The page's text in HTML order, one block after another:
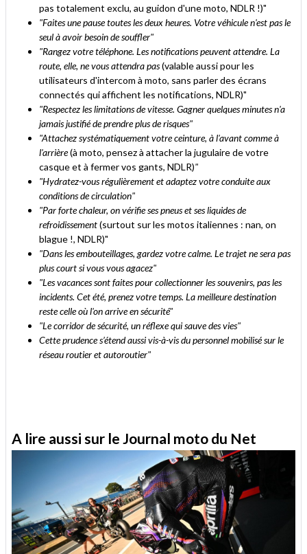
pas totalement exclu, au guidon d'une moto, NDLR !)"
"Faites une pause toutes les deux heures. Votre véhicule n'est pas le
seul à avoir besoin de souffler"
"Rangez votre téléphone. Les notifications peuvent attendre. La
route, elle, ne vous attendra pas(valable aussi pour les
utilisateurs d'intercom à moto, sans parler des écrans
connectés qui affichent les notifications, NDLR)"
"Respectez les limitations de vitesse. Gagner quelques minutes n'a
jamais justifié de prendre plus de risques"
"Attachez systématiquement votre ceinture, à l'avant comme à
l'arrière(à moto, pensez à attacher la jugulaire de votre
casque et à fermer vos gants, NDLR)"
"Hydratez-vous régulièrement et adaptez votre conduite aux
conditions de circulation"
"Par forte chaleur, on vérifie ses pneus et ses liquides de
refroidissement(surtout sur les motos italiennes : nan, on
blague !, NDLR)"
"Dans les embouteillages, gardez votre calme. Le trajet ne sera pas
plus court si vous vous agacez"
"Les vacances sont faites pour collectionner les souvenirs, pas les
incidents. Cet été, prenez votre temps. La meilleure destination
reste celle où l'on arrive en sécurité"
"Le corridor de sécurité, un réflexe qui sauve des vies"
Cette prudence s’étend aussi vis-à-vis du personnel mobilisé sur le
réseau routier et autoroutier"
A lire aussi sur le Journal moto du Net